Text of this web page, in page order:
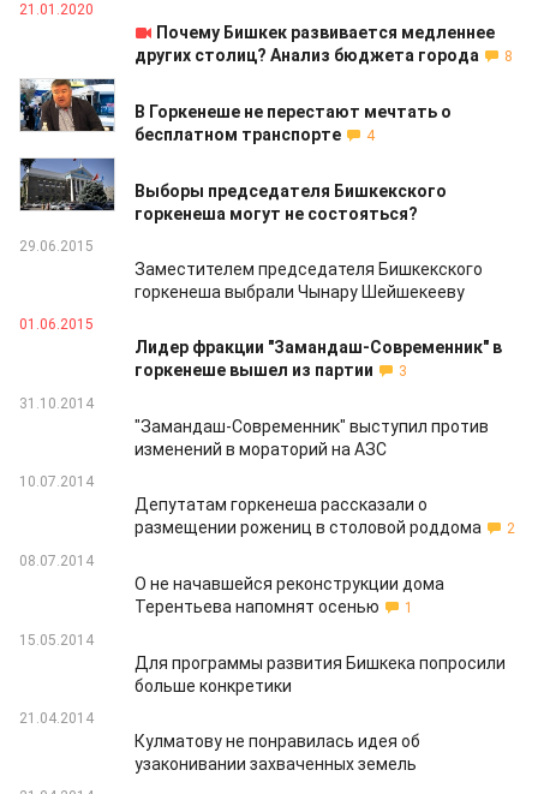
21.01.2020
Почему Бишкек развивается медленнее
других столиц? Анализ бюджета города
8
17.10.2018
В Горкенеше не перестают мечтать о
бесплатном транспорте
4
19.09.2018
Выборы председателя Бишкекского
горкенеша могут не состояться?
29.06.2015
Заместителем председателя Бишкекского
горкенеша выбрали Чынару Шейшекееву
01.06.2015
Лидер фракции "Замандаш-Современник" в
горкенеше вышел из партии
3
31.10.2014
"Замандаш-Современник" выступил против
изменений в мораторий на АЗС
10.07.2014
Депутатам горкенеша рассказали о
размещении рожениц в столовой роддома
2
08.07.2014
О не начавшейся реконструкции дома
Терентьева напомнят осенью
1
15.05.2014
Для программы развития Бишкека попросили
больше конкретики
21.04.2014
Кулматову не понравилась идея об
узаконивании захваченных земель